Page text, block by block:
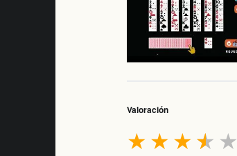
Valoración
★
★
★
★
★